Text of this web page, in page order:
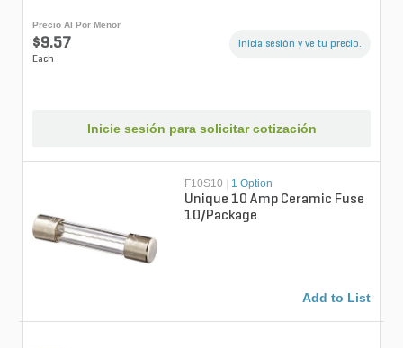
Precio Al Por Menor
$9.57
Each
Inicia sesión y ve tu precio.
Inicie sesión para solicitar cotización
F10S10 | 1 Option
Unique 10 Amp Ceramic Fuse
10/Package
Add to List